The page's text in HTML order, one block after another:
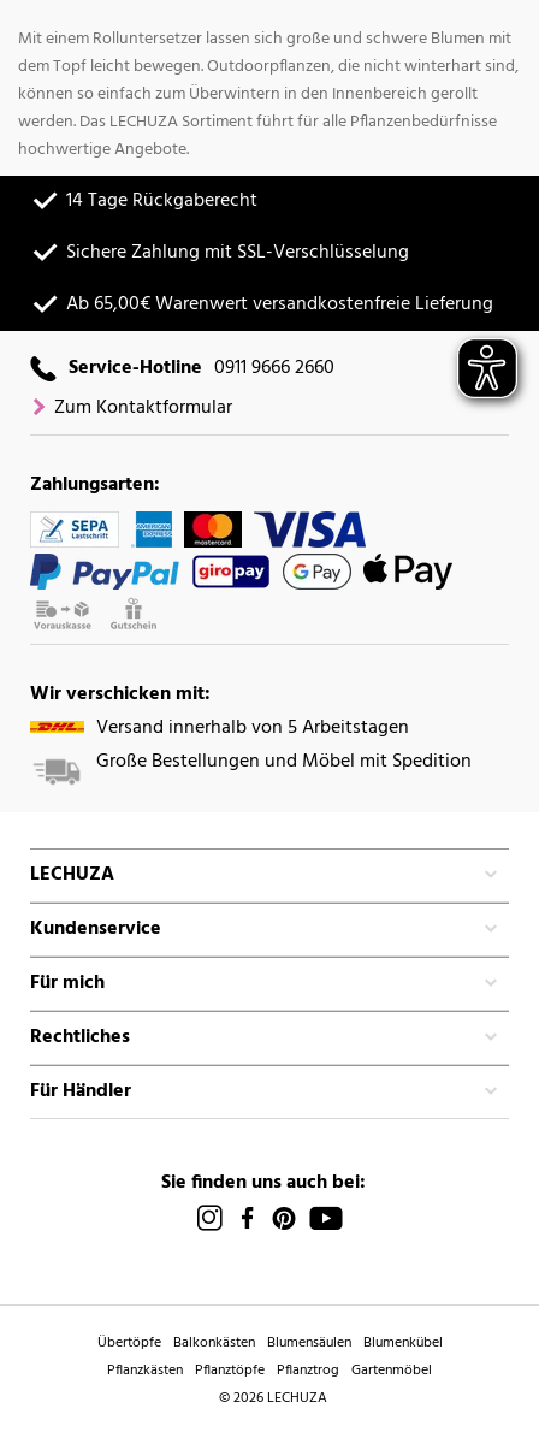
Mit einem Rolluntersetzer lassen sich große und schwere Blumen mit
dem Topf leicht bewegen. Outdoorpflanzen, die nicht winterhart sind,
können so einfach zum Überwintern in den Innenbereich gerollt
werden. Das LECHUZA Sortiment führt für alle Pflanzenbedürfnisse
hochwertige Angebote.
14 Tage Rückgaberecht
Sichere Zahlung mit SSL-Verschlüsselung
Ab 65,00€ Warenwert versandkostenfreie Lieferung
Service-Hotline 0911 9666 2660
Zum Kontaktformular
Zahlungsarten:
Wir verschicken mit:
Versand innerhalb von 5 Arbeitstagen
Große Bestellungen und Möbel mit Spedition
LECHUZA
Kundenservice
Für mich
Rechtliches
Für Händler
Sie finden uns auch bei:
Übertöpfe Balkonkästen Blumensäulen Blumenkübel
Pflanzkästen Pflanztöpfe Pflanztrog Gartenmöbel
© 2026 LECHUZA